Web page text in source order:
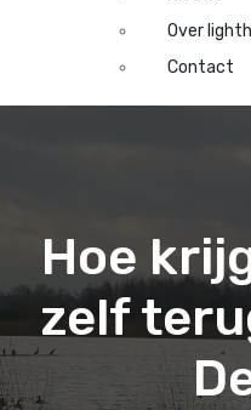
Over
Contact
Hoe
zelf